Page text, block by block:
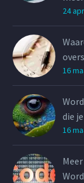
24
16
die
16